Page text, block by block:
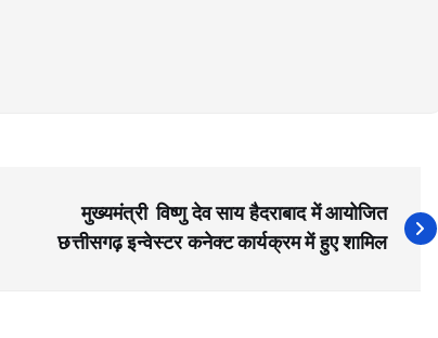
मुख्यमंत्री विष्णु देव साय हैदराबाद में आयोजित
छत्तीसगढ़ इन्वेस्टर कनेक्ट कार्यक्रम में हुए शामिल